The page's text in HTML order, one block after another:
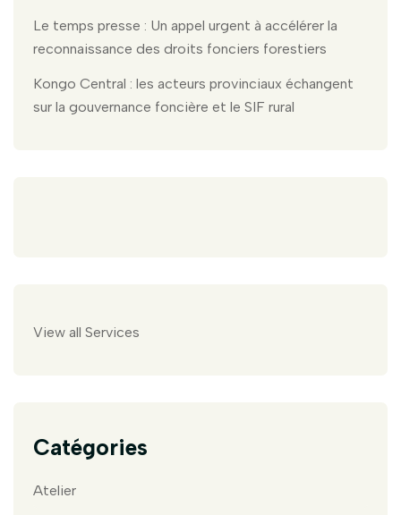
Le temps presse : Un appel urgent à accélérer la
reconnaissance des droits fonciers forestiers
Kongo Central : les acteurs provinciaux échangent
sur la gouvernance foncière et le SIF rural
View all Services
Catégories
Atelier